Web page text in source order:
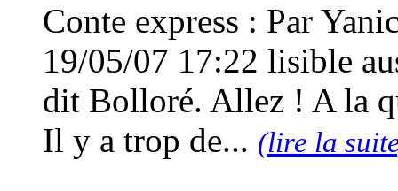
Conte express : Par
19/05/07 17:22 lisible
dit Bolloré. Allez ! A la
Il y a trop de... (lire la